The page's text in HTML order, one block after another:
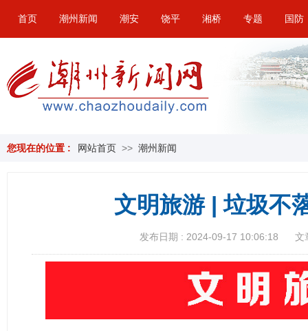
首页 潮州新闻 潮安 饶平 湘桥 专题 国防
您现在的位置 : 网站首页 >> 潮州新闻
文明旅游 | 垃圾不
发布日期 : 2024-09-17 10:06:18 文